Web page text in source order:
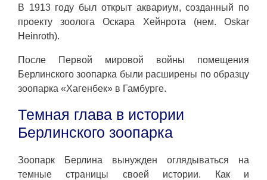
В 1913 году был открыт аквариум, созданный по
проекту зоолога Оскара Хейнрота (нем. Oskar
Heinroth).
После Первой мировой войны помещения
Берлинского зоопарка были расширены по образцу
зоопарка «Хагенбек» в Гамбурге.
Темная глава в истории
Берлинского зоопарка
Зоопарк Берлина вынужден оглядываться на
темные страницы своей истории. Как и